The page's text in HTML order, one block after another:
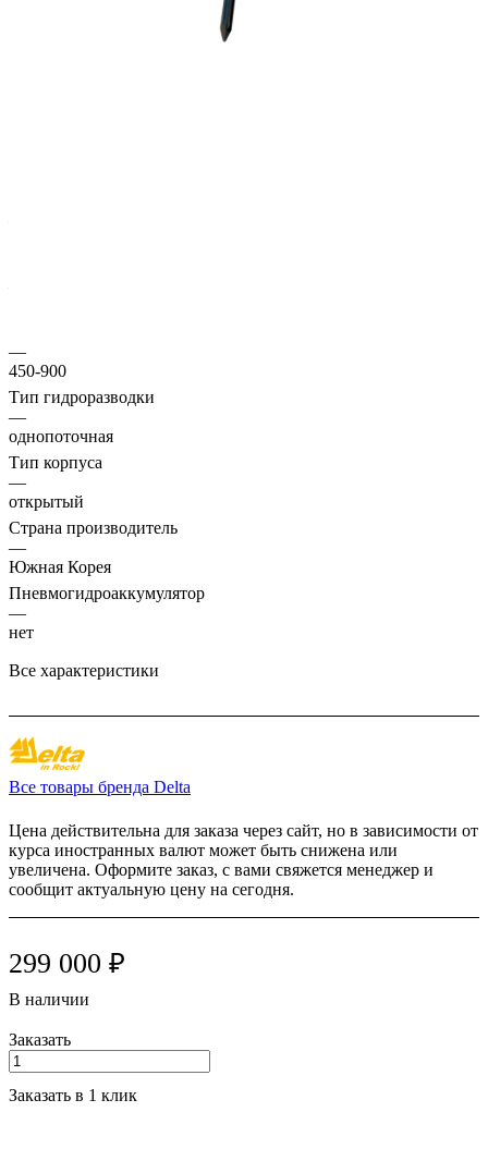
Гидромолот Delta FX-5 C гидравлическое навесное
—
450-900
Тип гидроразводки
—
однопоточная
Тип корпуса
—
открытый
Страна производитель
—
Южная Корея
Пневмогидроаккумулятор
—
нет
Все характеристики
Все товары бренда Delta
Цена действительна для заказа через сайт, но в зависимости от
курса иностранных валют может быть снижена или
увеличена. Оформите заказ, с вами свяжется менеджер и
сообщит актуальную цену на сегодня.
299 000 ₽
В наличии
Заказать
Заказать в 1 клик